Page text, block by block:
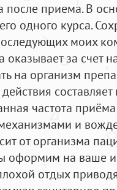
после приема. В
одного курса.
моих
за счет
на организм
частота приёма
и
от организма
оформим на ваше
отдых